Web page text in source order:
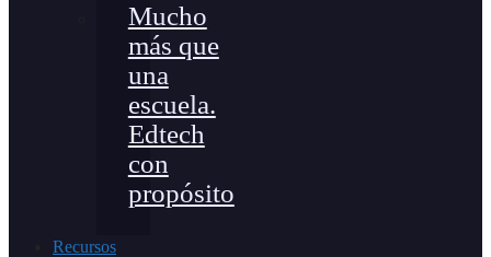
Mucho
más que
una
escuela.
Edtech
con
propósito
Recursos